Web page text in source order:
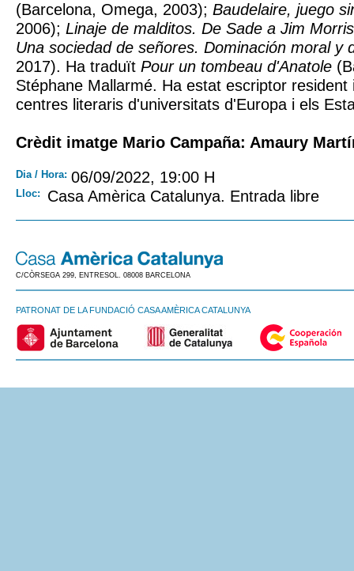
(Barcelona, Omega, 2003); Baudelaire, juego
2006); Linaje de malditos. De Sade a Jim
Una sociedad de señores. Dominación moral y
2017). Ha traduït Pour un tombeau d'Anatole
Stéphane Mallarmé. Ha estat escriptor resident
centres literaris d'universitats d'Europa i els
Crèdit imatge Mario Campaña: Amaury
Dia / Hora: 06/09/2022, 19:00 H
Lloc: Casa Amèrica Catalunya. Entrada libre
C/CÒRSEGA 299, ENTRESOL. 08008 BARCELONA
PATRONAT DE LA FUNDACIÓ CASA AMÈRICA CATALUNYA